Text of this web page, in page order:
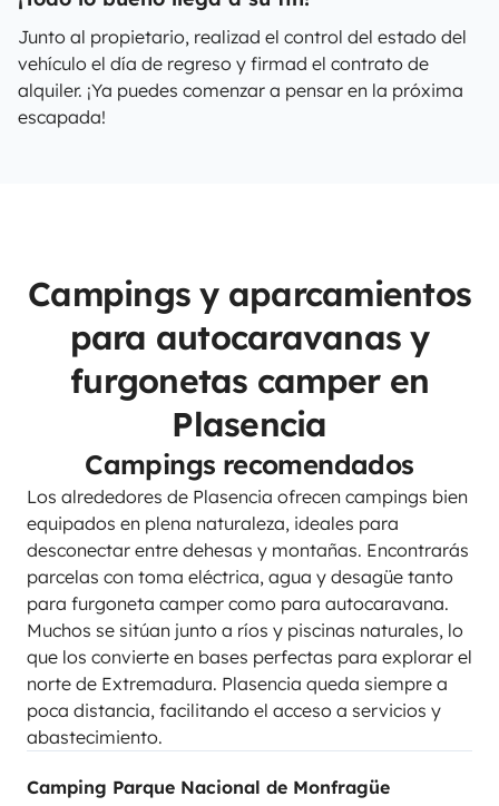
Junto al propietario, realizad el control del estado del
vehículo el día de regreso y firmad el contrato de
alquiler. ¡Ya puedes comenzar a pensar en la próxima
escapada!
Campings y aparcamientos
para autocaravanas y
furgonetas camper en
Plasencia
Campings recomendados
Los alrededores de Plasencia ofrecen campings bien
equipados en plena naturaleza, ideales para
desconectar entre dehesas y montañas. Encontrarás
parcelas con toma eléctrica, agua y desagüe tanto
para furgoneta camper como para autocaravana.
Muchos se sitúan junto a ríos y piscinas naturales, lo
que los convierte en bases perfectas para explorar el
norte de Extremadura. Plasencia queda siempre a
poca distancia, facilitando el acceso a servicios y
abastecimiento.
Camping Parque Nacional de Monfragüe